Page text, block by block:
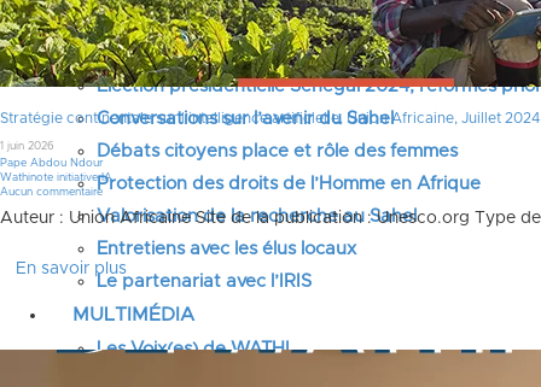
Justice pour les victimes des crimes graves au
Renforcement et transformation des systèmes
Élection présidentielle Sénégal 2024, réformes
Conversations sur l’avenir du Sahel
Débats citoyens place et rôle des femmes
Protection des droits de l’Homme en Afrique
Valorisation de la recherche au Sahel
Entretiens avec les élus locaux
Le partenariat avec l’IRIS
MULTIMÉDIA
Les Voix(es) de WATHI
Stratégie continentale sur l’intelligence artificielle, Union Africaine, Juillet 2024
1 juin 2026
Pape Abdou Ndour
Wathinote initiative IA
Aucun commentaire
Auteur : Union Africaine Site de la publication : Unesco.org Type
En savoir plus